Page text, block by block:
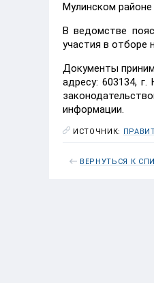
Мулинском
В ведомстве
участия в отборе
Документы
адресу: 603134,
информации.
ИСТОЧНИК:
ВЕРНУТЬСЯ К